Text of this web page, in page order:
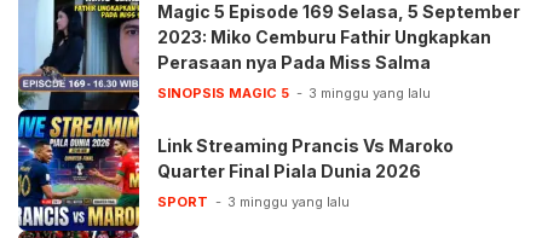
Magic 5 Episode 169 Selasa, 5 September
2023: Miko Cemburu Fathir Ungkapkan
Perasaan nya Pada Miss Salma
SINOPSIS MAGIC 5 3 minggu yang lalu
Link Streaming Prancis Vs Maroko
Quarter Final Piala Dunia 2026
SPORT 3 minggu yang lalu